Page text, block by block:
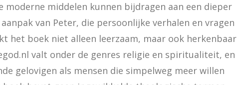
moderne middelen kunnen bijdragen aan een dieper
van Peter, die persoonlijke verhalen en vragen
het boek niet alleen leerzaam, maar ook herkenbaar
valt onder de genres religie en spiritualiteit, en
gelovigen als mensen die simpelweg meer willen